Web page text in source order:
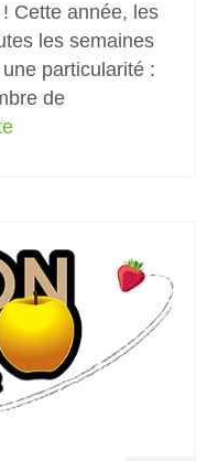
Cette année, les
les semaines
particularité :
de